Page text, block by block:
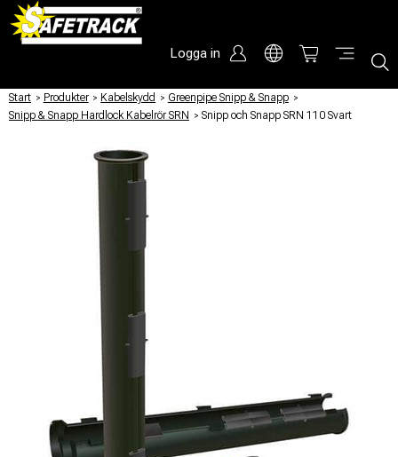
Logga in
Start / Produkter / Kabelskydd / Greenpipe Snipp & Snapp /
Snipp & Snapp Hardlock Kabelrör SRN / Snipp och Snapp SRN 110 Svart